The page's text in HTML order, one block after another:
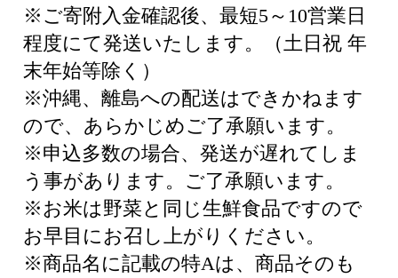
※ご寄附入金確認後、最短5～10営業日
程度にて発送いたします。（土日祝 年
末年始等除く）
※沖縄、離島への配送はできかねます
ので、あらかじめご了承願います。
※申込多数の場合、発送が遅れてしま
う事があります。ご了承願います。
※お米は野菜と同じ生鮮食品ですので
お早目にお召し上がりください。
※商品名に記載の特Aは、商品そのも